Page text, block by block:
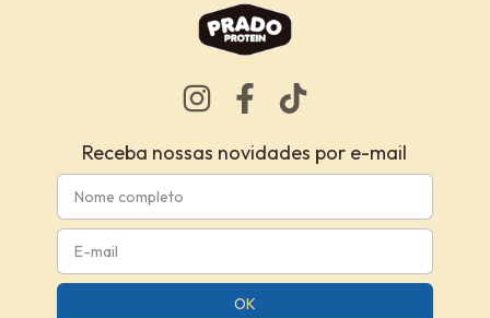
Receba nossas novidades por e-mail